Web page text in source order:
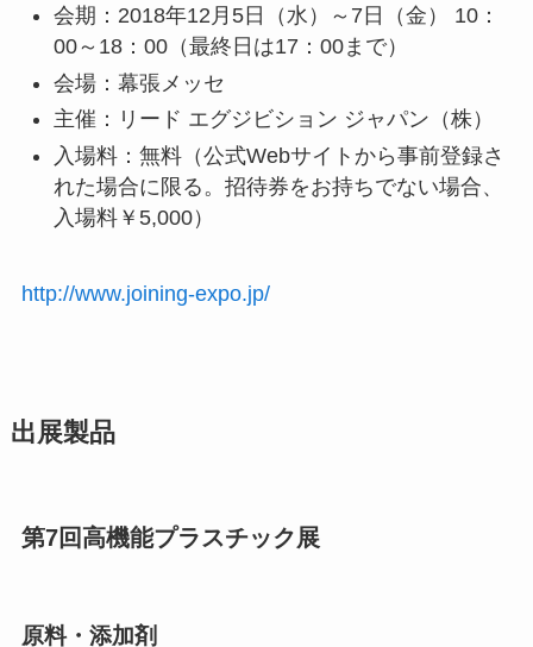
会期：2018年12月5日（水）～7日（金） 10：
00～18：00（最終日は17：00まで）
会場：幕張メッセ
主催：リード エグジビション ジャパン（株）
入場料：無料（公式Webサイトから事前登録さ
れた場合に限る。招待券をお持ちでない場合、
入場料￥5,000）
http://www.joining-expo.jp/
出展製品
第7回高機能プラスチック展
原料・添加剤